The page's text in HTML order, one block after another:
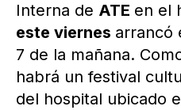
Interna de ATE en el
este viernes arrancó
7 de la mañana.
habrá un festival
del hospital ubicado